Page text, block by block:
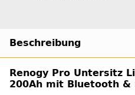
Beschreibung
Renogy Pro Untersitz
200Ah mit Bluetooth &